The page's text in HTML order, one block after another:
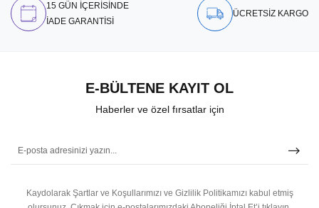
15 GÜN İÇERİSİNDE
İADE GARANTİSİ
ÜCRETSİZ KARGO
E-BÜLTENE KAYIT OL
Haberler ve özel fırsatlar için
Kaydolarak Şartlar ve Koşullarımızı ve Gizlilik Politikamızı kabul etmiş